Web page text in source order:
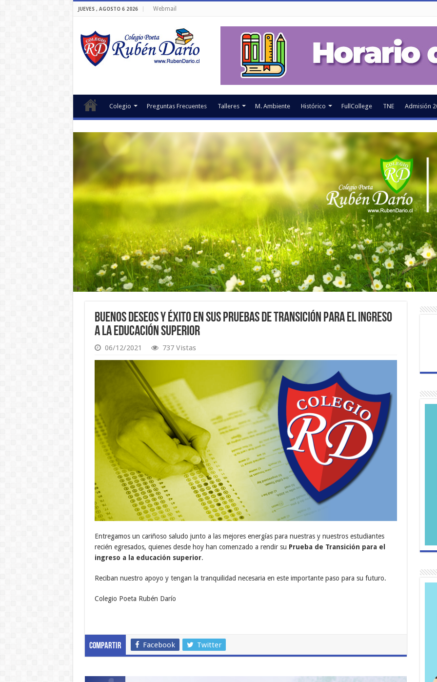
JUEVES , AGOSTO 6 2026 Webmail
Colegio Preguntas Frecuentes Talleres M. Ambiente Histórico FullCollege TNE Admisión
Buenos Deseos y Éxito en sus Pruebas de Transición para el Ingreso
a la Educación Superior
06/12/2021 737 Vistas
Entregamos un cariñoso saludo junto a las mejores energías para nuestras y nuestros estudiantes
recién egresados, quienes desde hoy han comenzado a rendir su Prueba de Transición para el
ingreso a la educación superior.
Reciban nuestro apoyo y tengan la tranquilidad necesaria en este importante paso para su futuro.
Colegio Poeta Rubén Darío
Compartir Facebook Twitter